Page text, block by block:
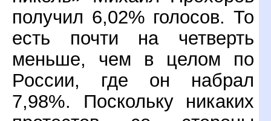
получил 6,02% голосов. То
есть почти на четверть
меньше, чем в целом по
России, где он набрал
7,98%. Поскольку никаких